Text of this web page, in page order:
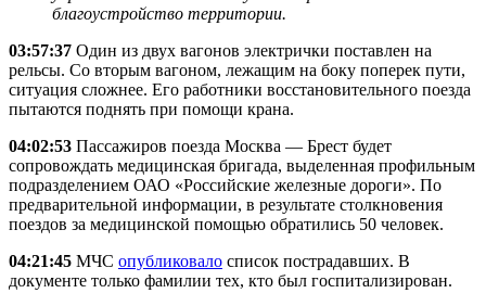
благоустройство территории.
03:57:37 Один из двух вагонов электрички поставлен на
рельсы. Со вторым вагоном, лежащим на боку поперек пути,
ситуация сложнее. Его работники восстановительного поезда
пытаются поднять при помощи крана.
04:02:53 Пассажиров поезда Москва — Брест будет
сопровождать медицинская бригада, выделенная профильным
подразделением ОАО «Российские железные дороги». По
предварительной информации, в результате столкновения
поездов за медицинской помощью обратились 50 человек.
04:21:45 МЧС опубликовало список пострадавших. В
документе только фамилии тех, кто был госпитализирован.